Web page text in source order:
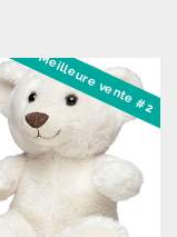
Meilleure vente #2